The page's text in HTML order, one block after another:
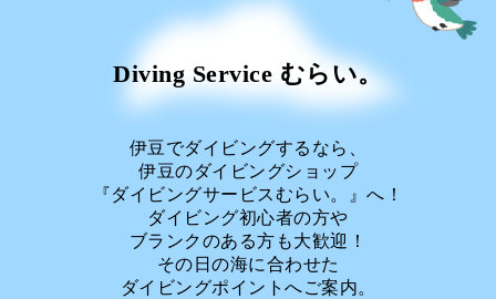
Diving Service むらい。
伊豆でダイビングするなら、
伊豆のダイビングショップ
『ダイビングサービスむらい。』へ！
ダイビング初心者の方や
ブランクのある方も大歓迎！
その日の海に合わせた
ダイビングポイントへご案内。